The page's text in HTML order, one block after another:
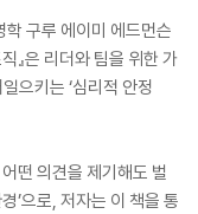
구루 에이미 에드먼슨
』은 리더와 팀을 위한 가
으키는 ‘심리적 안정
떤 의견을 제기해도 벌
’으로, 저자는 이 책을 통